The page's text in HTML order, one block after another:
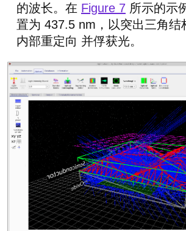
的波长。在 Figure 7 所示的示
置为 437.5 nm，以突出三角结
内部重定向 并俘获光。